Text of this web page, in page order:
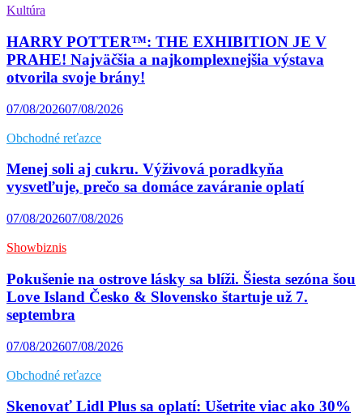
Kultúra
HARRY POTTER™: THE EXHIBITION JE V
PRAHE! Najväčšia a najkomplexnejšia výstava
otvorila svoje brány!
07/08/202607/08/2026
Obchodné reťazce
Menej soli aj cukru. Výživová poradkyňa
vysvetľuje, prečo sa domáce zaváranie oplatí
07/08/202607/08/2026
Showbiznis
Pokušenie na ostrove lásky sa blíži. Šiesta sezóna šou
Love Island Česko & Slovensko štartuje už 7.
septembra
07/08/202607/08/2026
Obchodné reťazce
Skenovať Lidl Plus sa oplatí: Ušetrite viac ako 30%